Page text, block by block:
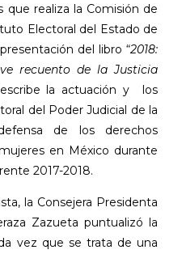
que realiza la Comisión de
Electoral del Estado de
del libro “2018:
recuento de la Justicia
la actuación y
los
del Poder Judicial de la
de los derechos
en México durante
2017-2018.
la Consejera Presidenta
Zazueta puntualizó la
vez que se trata de una